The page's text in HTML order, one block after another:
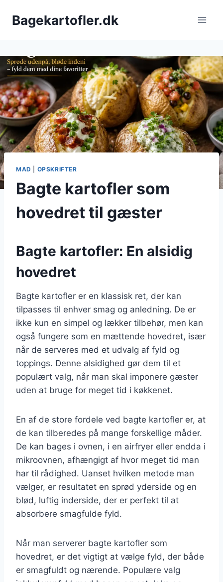
Bagekartofler.dk
MAD OPSKRIFTER
Bagte kartofler som
hovedret til gæster
Bagte kartofler: En alsidig
hovedret
Bagte kartofler er en klassisk ret, der kan
tilpasses til enhver smag og anledning. De er
ikke kun en simpel og lækker tilbehør, men kan
også fungere som en mættende hovedret, især
når de serveres med et udvalg af fyld og
toppings. Denne alsidighed gør dem til et
populært valg, når man skal imponere gæster
uden at bruge for meget tid i køkkenet.
En af de store fordele ved bagte kartofler er, at
de kan tilberedes på mange forskellige måder.
De kan bages i ovnen, i en airfryer eller endda i
mikroovnen, afhængigt af hvor meget tid man
har til rådighed. Uanset hvilken metode man
vælger, er resultatet en sprød yderside og en
blød, luftig inderside, der er perfekt til at
absorbere smagfulde fyld.
Når man serverer bagte kartofler som
hovedret, er det vigtigt at vælge fyld, der både
er smagfuldt og nærende. Populære valg